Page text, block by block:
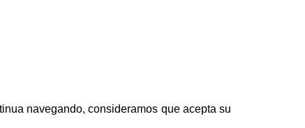
navegando, consideramos que acepta su